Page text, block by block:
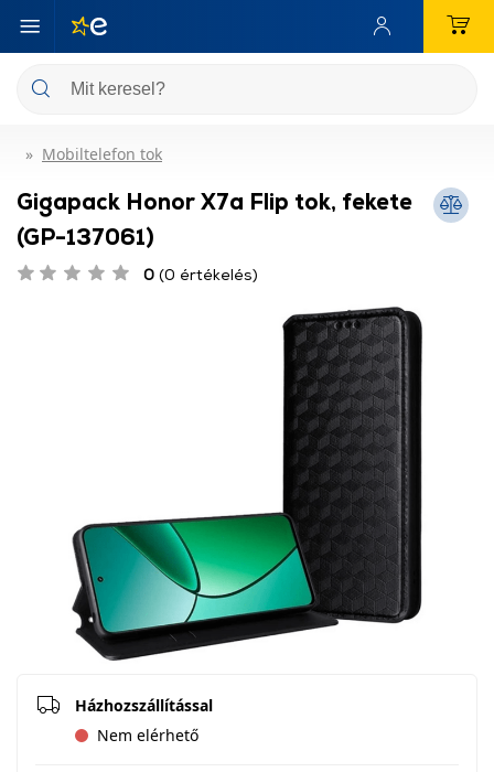
Mobiltelefon tok
Gigapack Honor X7a Flip tok, fekete
(GP-137061)
0 (0 értékelés)
Házhozszállítással
Nem elérhető